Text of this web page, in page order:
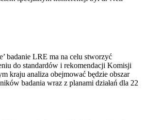
badanie LRE ma na celu stworzyć
do standardów i rekomendacji Komisji
kraju analiza obejmować będzie obszar
badania wraz z planami działań dla 22